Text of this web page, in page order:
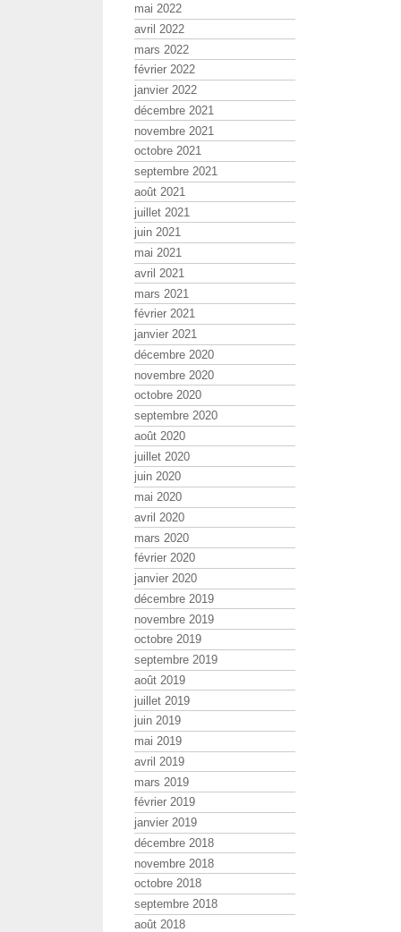
mai 2022
avril 2022
mars 2022
février 2022
janvier 2022
décembre 2021
novembre 2021
octobre 2021
septembre 2021
août 2021
juillet 2021
juin 2021
mai 2021
avril 2021
mars 2021
février 2021
janvier 2021
décembre 2020
novembre 2020
octobre 2020
septembre 2020
août 2020
juillet 2020
juin 2020
mai 2020
avril 2020
mars 2020
février 2020
janvier 2020
décembre 2019
novembre 2019
octobre 2019
septembre 2019
août 2019
juillet 2019
juin 2019
mai 2019
avril 2019
mars 2019
février 2019
janvier 2019
décembre 2018
novembre 2018
octobre 2018
septembre 2018
août 2018